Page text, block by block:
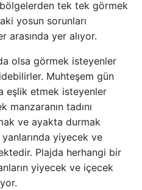
tek tek görmek
yosun sorunları
arasında yer alıyor.
olsa görmek isteyenler
Muhteşem gün
eşlik etmek isteyenler
tadını
ve ayakta durmak
yiyecek ve
Plajda herhangi bir
yiyecek ve içecek